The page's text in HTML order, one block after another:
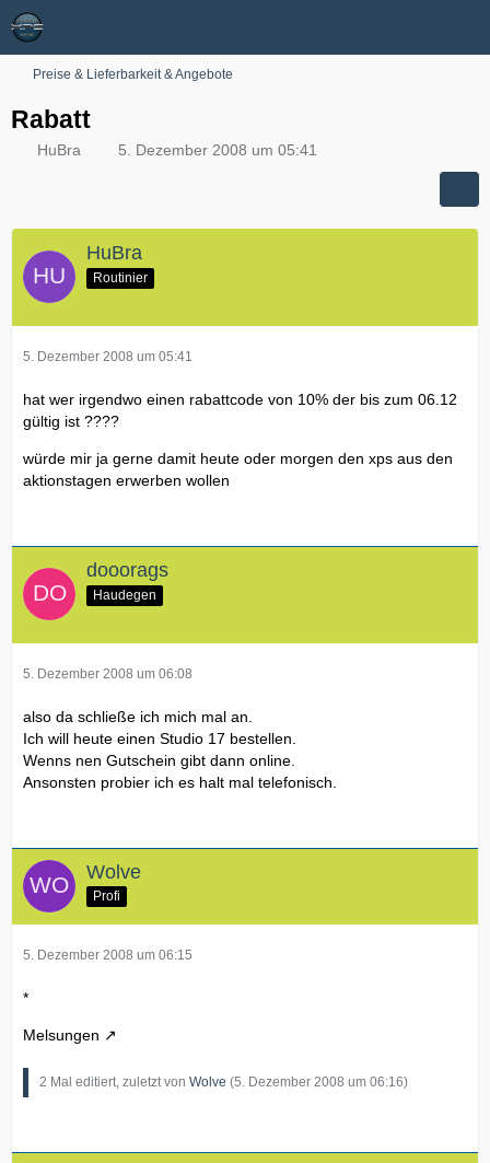
Preise & Lieferbarkeit & Angebote
Rabatt
HuBra 5. Dezember 2008 um 05:41
HuBra
Routinier
5. Dezember 2008 um 05:41
hat wer irgendwo einen rabattcode von 10% der bis zum 06.12
gültig ist ????
würde mir ja gerne damit heute oder morgen den xps aus den
aktionstagen erwerben wollen
dooorags
Haudegen
5. Dezember 2008 um 06:08
also da schließe ich mich mal an.
Ich will heute einen Studio 17 bestellen.
Wenns nen Gutschein gibt dann online.
Ansonsten probier ich es halt mal telefonisch.
Wolve
Profi
5. Dezember 2008 um 06:15
*
Melsungen
2 Mal editiert, zuletzt von Wolve (5. Dezember 2008 um 06:16)